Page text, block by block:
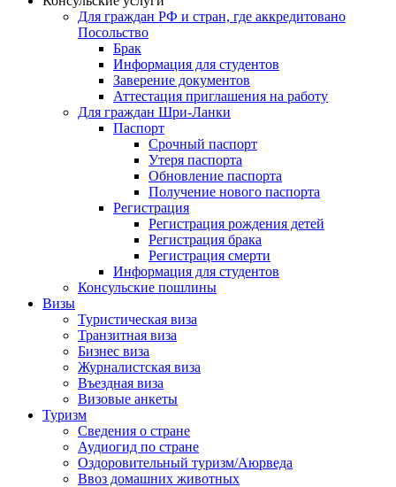
Для граждан РФ и стран, где аккредитовано
Посольство
Брак
Информация для студентов
Заверение документов
Аттестация приглашения на работу
Для граждан Шри-Ланки
Паспорт
Срочный паспорт
Утеря паспорта
Обновление паспорта
Получение нового паспорта
Регистрация
Регистрация рождения детей
Регистрация брака
Регистрация смерти
Информация для студентов
Консульские пошлины
Визы
Туристическая виза
Транзитная виза
Бизнес виза
Журналистская виза
Въездная виза
Визовые анкеты
Туризм
Сведения о стране
Аудиогид по стране
Оздоровительный туризм/Аюрведа
Ввоз домашних животных